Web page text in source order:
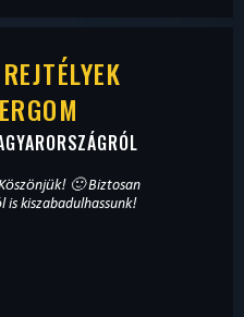
🙂 Biztosan
kiszabadulhassunk!